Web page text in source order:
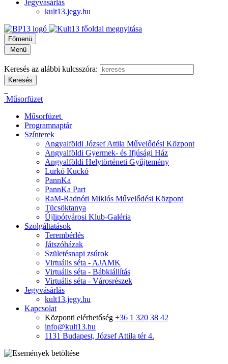
Jegyvásárlás
kult13.jegy.hu
Főmenü
Menü
Keresés az alábbi kulcsszóra:
Műsorfüzet
Műsorfüzet
Programnaptár
Színterek
Angyalföldi József Attila Művelődési Központ
Angyalföldi Gyermek- és Ifjúsági Ház
Angyalföldi Helytörténeti Gyűjtemény
Lurkó Kuckó
PannKa
PannKa Part
RaM-Radnóti Miklós Művelődési Központ
Tücsöktanya
Újlipótvárosi Klub-Galéria
Szolgáltatások
Terembérlés
Játszóházak
Születésnapi zsúrok
Virtuális séta - AJAMK
Virtuális séta - Bábkiállítás
Virtuális séta - Városrészek
Jegyvásárlás
kult13.jegy.hu
Kapcsolat
Központi elérhetőség +36 1 320 38 42
info@kult13.hu
1131 Budapest, József Attila tér 4.